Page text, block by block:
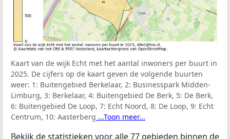
Kaart van de wijk Echt met het aantal inwoners per buurt in
2025. De cijfers op de kaart geven de volgende buurten
weer: 1: Buitengebied Berkelaar, 2: Businesspark Midden-
Limburg, 3: Berkelaar, 4: Buitengebied De Berk, 5: De Berk,
6: Buitengebied De Loop, 7: Echt Noord, 8: De Loop, 9: Echt
Centrum, 10: Aasterberg ...Toon meer...
Bekijk de statistieken voor alle 77 gebieden binnen de